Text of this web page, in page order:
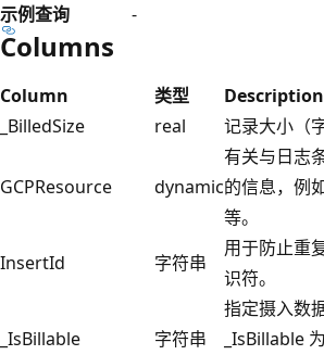
示例查询
-
Columns
Column 类型
Description
_BilledSize
real 记录大小（字
GCPResource dynamic
有关与日志
的信息，例
等。
InsertId
字符串
用于防止重
识符。
_IsBillable 字符串
指定摄入数
_IsBillable 为